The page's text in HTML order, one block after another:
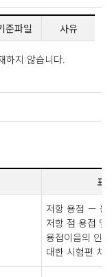
준파일 사유
하지 않습니다.
표
저항 용접 －
저항 점 용접 및
용접이음의 인
대한 시험편 치